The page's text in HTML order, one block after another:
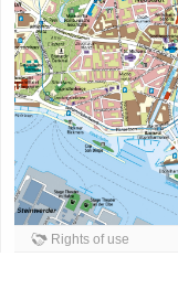
Rights of use